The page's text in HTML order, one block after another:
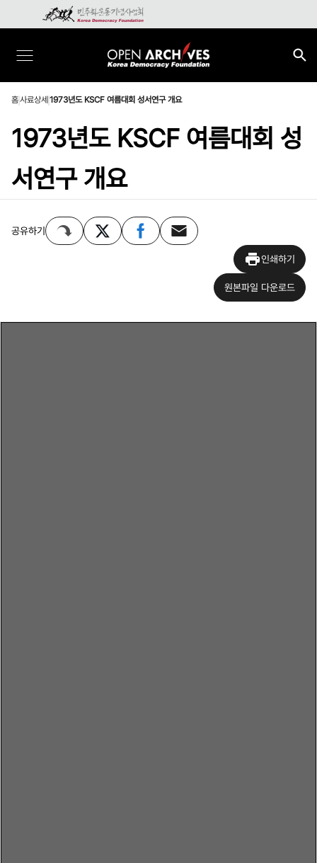
홈사료상세 1973년도 KSCF 여름대회 성서연구 개요
1973년도 KSCF 여름대회 성
서연구 개요
공유하기
인쇄하기
원본파일 다운로드